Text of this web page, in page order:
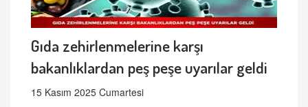
Gıda zehirlenmelerine karşı
bakanlıklardan peş peşe uyarılar geldi
15 Kasım 2025 Cumartesi